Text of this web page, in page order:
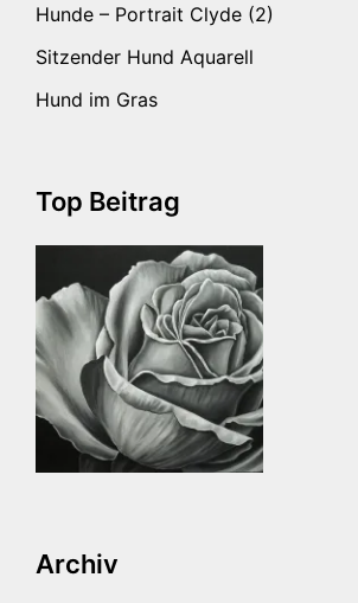
Hunde – Portrait Clyde (2)
Sitzender Hund Aquarell
Hund im Gras
Top Beitrag
Archiv